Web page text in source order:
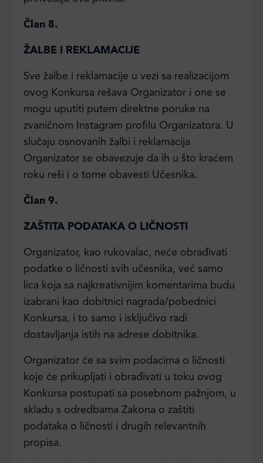
Član 8.
ŽALBE I REKLAMACIJE
Sve žalbe i reklamacije u vezi sa realizacijom
ovog Konkursa rešava Organizator i one se
mogu uputiti putem direktne poruke na
zvaničnom Instagram profilu Organizatora. U
slučaju osnovanih žalbi i reklamacija
Organizator se obavezuje da ih u što kraćem
roku reši i o tome obavesti Učesnika.
Član 9.
ZAŠTITA PODATAKA O LIČNOSTI
Organizator, kao rukovalac, neće obrađivati
podatke o ličnosti svih učesnika, već samo
lica koja sa najkreativnijim komentarima budu
izabrani kao dobitnici nagrada/pobednici
Konkursa, i to samo i isključivo radi
dostavljanja istih na adrese dobitnika.
Organizator će sa svim podacima o ličnosti
koje će prikupljati i obrađivati u toku ovog
Konkursa postupati sa posebnom pažnjom, u
skladu s odredbama Zakona o zaštiti
podataka o ličnosti i drugih relevantnih
propisa.